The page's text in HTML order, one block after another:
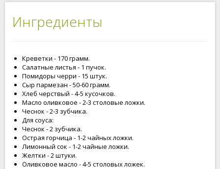
Ингредиенты
Креветки - 170 грамм.
Салатные листья - 1 пучок.
Помидоры черри - 15 штук.
Сыр пармезан - 50-60 грамм.
Хлеб черствый - 4-5 кусочков.
Масло оливковое - 2-3 столовые ложки.
Чеснок - 2-3 зубчика.
Для соуса:
Чеснок - 2 зубчика.
Острая горчица - 1-2 чайных ложки.
Лимонный сок - 1-2 чайные ложки.
Желтки - 2 штуки.
Оливковое масло - 4-5 столовых ложек.